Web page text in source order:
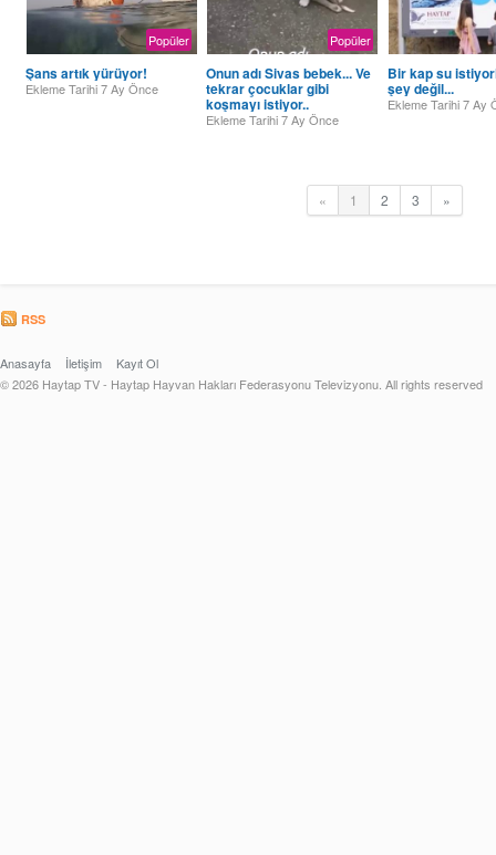
Popüler
Şans artık yürüyor!
Ekleme Tarihi7 Ay Önce
Popüler
Onun adı Sivas bebek... Ve
tekrar çocuklar gibi
koşmayı istiyor..
Ekleme Tarihi7 Ay Önce
Bir kap su
şey değil...
Ekleme Tarihi7 Ay
« 1 2 3 »
RSS
Anasayfa İletişim
Kayıt Ol
© 2026 Haytap TV - Haytap Hayvan Hakları Federasyonu Televizyonu. All rights reserved